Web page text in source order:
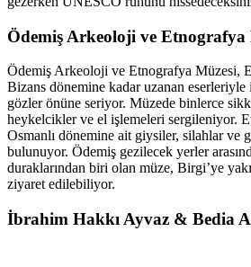
Ödemiş Arkeoloji ve Etnografya
Ödemiş Arkeoloji ve Etnografya Müzesi,
Bizans dönemine kadar uzanan
gözler önüne seriyor. Müzede binlerce
heykelcikler ve el işlemeleri sergileniyor.
Osmanlı dönemine ait giysiler, silahlar ve
bulunuyor. Ödemiş gezilecek yerler
duraklarından biri olan müze, Birgi’ye
ziyaret edilebiliyor.
İbrahim Hakkı Ayvaz & Bedia